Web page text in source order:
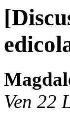
Ven 22